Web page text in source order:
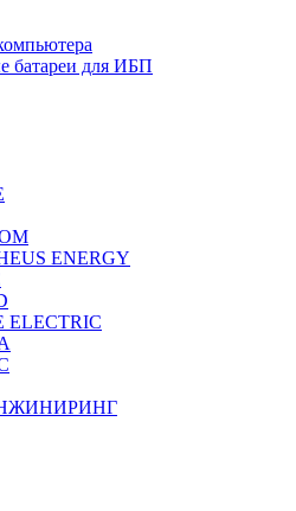
батареи для ИБП
ENERGY
ELECTRIC